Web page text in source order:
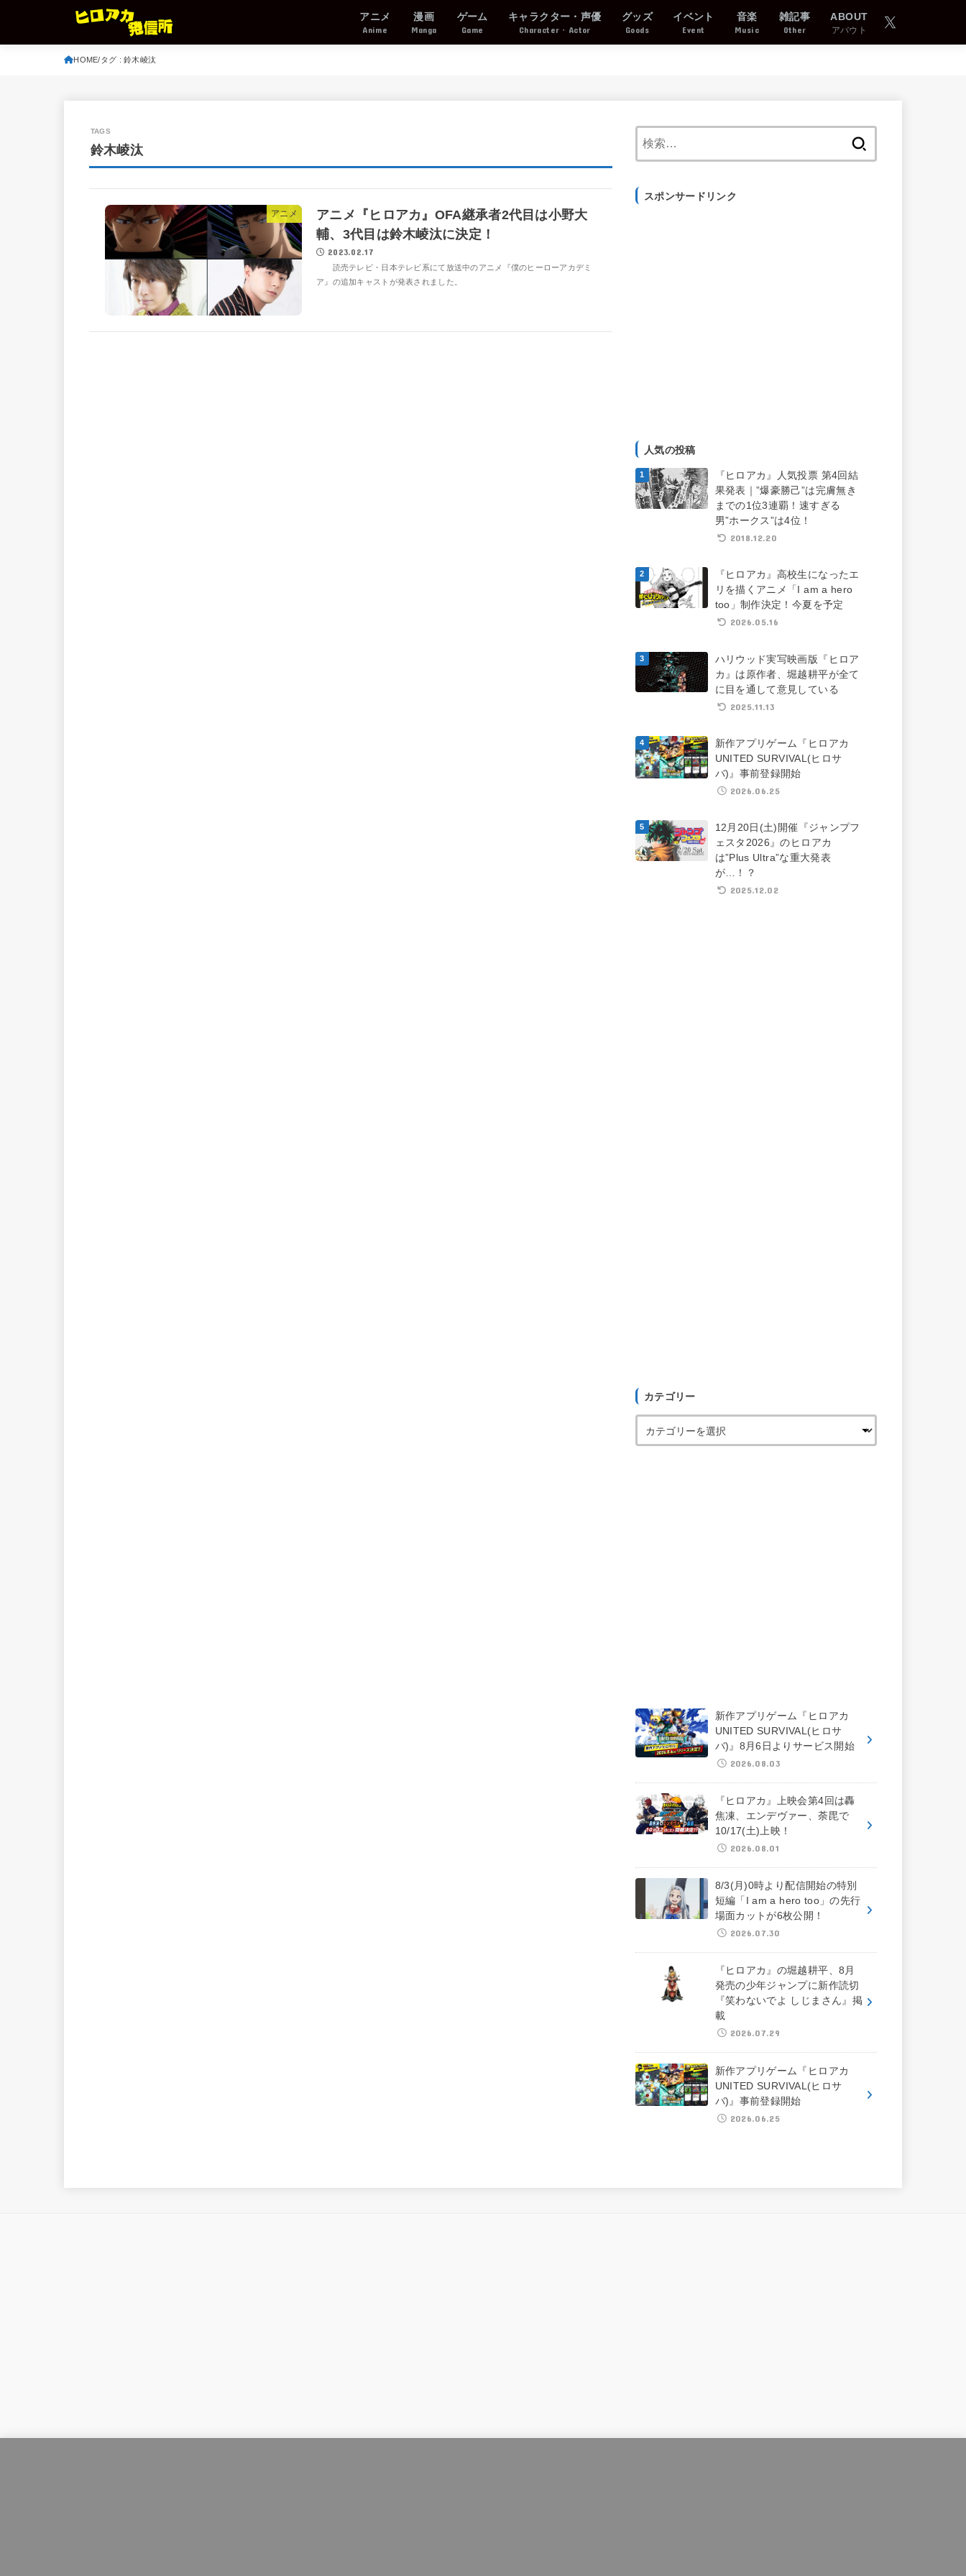
アニメ
Anime
漫画
Manga
ゲーム
Game
キャラクター・声優
Character・Actor
グッズ
Goods
イベント
Event
音楽
Music
雑記事
Other
ABOUT
アバウト
HOME タグ : 鈴木崚汰
鈴木崚汰
アニメ
アニメ『ヒロアカ』OFA継承者2代目は小野大
輔、3代目は鈴木崚汰に決定！
2023.02.17
読売テレビ・日本テレビ系にて放送中のアニメ『僕のヒーローアカデミ
ア』の追加キャストが発表されました。
スポンサードリンク
人気の投稿
『ヒロアカ』人気投票 第4回結
果発表｜”爆豪勝己”は完膚無き
までの1位3連覇！速すぎる
男”ホークス”は4位！
2018.12.20
『ヒロアカ』高校生になったエ
リを描くアニメ「I am a hero
too」制作決定！今夏を予定
2026.05.16
ハリウッド実写映画版『ヒロア
カ』は原作者、堀越耕平が全て
に目を通して意見している
2025.11.13
新作アプリゲーム『ヒロアカ
UNITED SURVIVAL(ヒロサ
バ)』事前登録開始
2026.06.25
12月20日(土)開催『ジャンプフ
ェスタ2026』のヒロアカ
は”Plus Ultra”な重大発表
が…！？
2025.12.02
カテゴリー
新作アプリゲーム『ヒロアカ
UNITED SURVIVAL(ヒロサ
バ)』8月6日よりサービス開始
2026.08.03
『ヒロアカ』上映会第4回は轟
焦凍、エンデヴァー、荼毘で
10/17(土)上映！
2026.08.01
8/3(月)0時より配信開始の特別
短編「I am a hero too」の先行
場面カットが6枚公開！
2026.07.30
『ヒロアカ』の堀越耕平、8月
発売の少年ジャンプに新作読切
『笑わないでよ しじまさん』掲
載
2026.07.29
新作アプリゲーム『ヒロアカ
UNITED SURVIVAL(ヒロサ
バ)』事前登録開始
2026.06.25